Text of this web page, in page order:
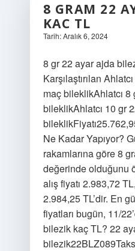
8 GRAM 22
KAC TL
Tarih: Aralık 6, 2024
8 gr 22 ayar ajda
Karşılaştırılan
maç bileklikAhlatcı
bileklikAhlatcı 10 gr
Ne Kadar Yapıyor?
rakamlarına göre 8
değerinde olduğunu
alış fiyatı 2.983,72
2.984,25 TL’dir. En
fiyatları bugün, 11/
bilezik kaç TL? 22